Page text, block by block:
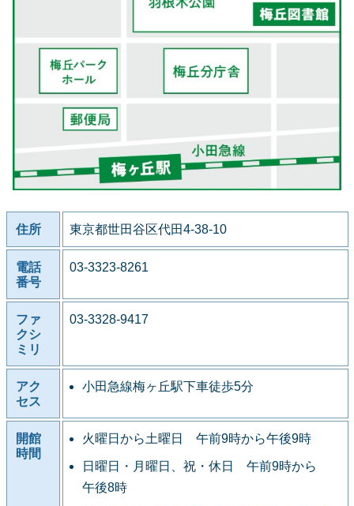
住所 東京都世田谷区代田4-38-10
電話
番号
03-3323-8261
ファ
クシ
ミリ
03-3328-9417
アク
セス
小田急線梅ヶ丘駅下車徒歩5分
開館
時間
火曜日から土曜日 午前9時から午後9時
日曜日・月曜日、祝・休日 午前9時から
午後8時